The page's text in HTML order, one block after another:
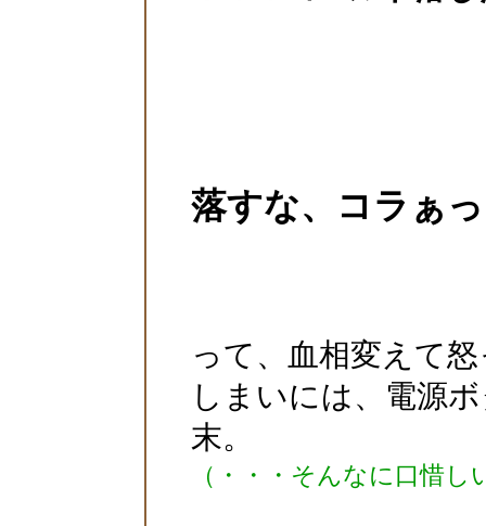
落すな、コラぁ
って、血相変えて
しまいには、電源
末。
（・・・そんなに口惜し